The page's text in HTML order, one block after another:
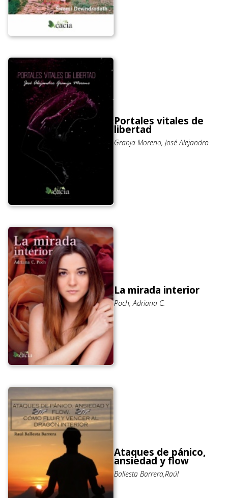
Portales vitales de
libertad
Granja Moreno, José Alejandro
La mirada interior
Poch, Adriana C.
Ataques de pánico,
ansiedad y flow
Ballesta Barrera,Raúl